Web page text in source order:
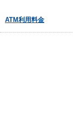
ATM利用料金